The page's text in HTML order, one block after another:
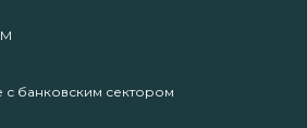
с банковским сектором